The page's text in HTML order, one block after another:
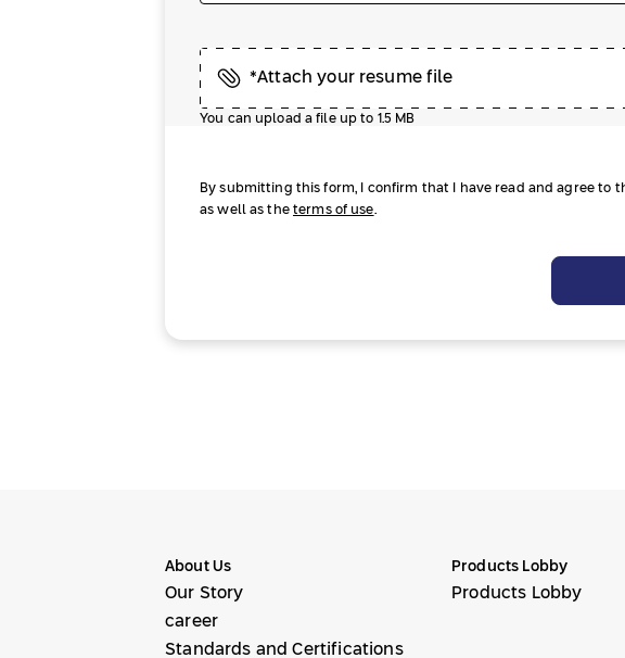
*Attach your resume file
You can upload a file up to 1.5 MB
By submitting this form, I confirm that I have read and agree to
as well as the terms of use.
About Us
Our Story
career
Standards and Certifications
Products Lobby
Products Lobby